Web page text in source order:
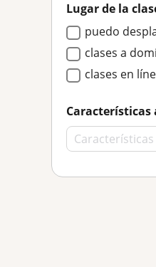
Lugar de la
puedo
clases a
clases en
Características